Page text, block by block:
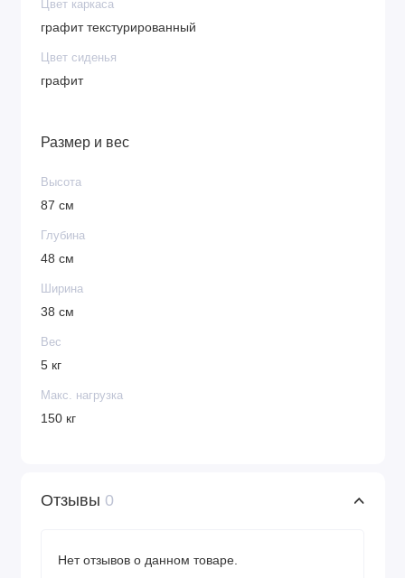
Цвет каркаса
графит текстурированный
Цвет сиденья
графит
Размер и вес
Высота
87 см
Глубина
48 см
Ширина
38 см
Вес
5 кг
Макс. нагрузка
150 кг
Отзывы 0
Нет отзывов о данном товаре.